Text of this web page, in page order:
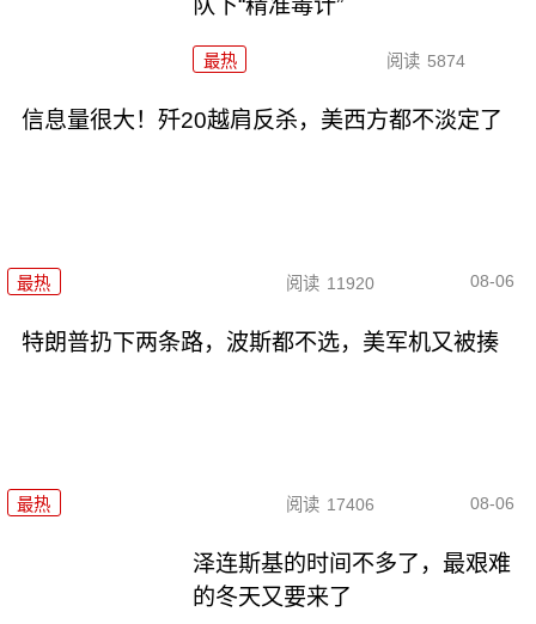
队下“精准毒计”
最热 阅读 5874
信息量很大！歼20越肩反杀，美西方都不淡定了
最热 阅读 11920 08-06
特朗普扔下两条路，波斯都不选，美军机又被揍
最热 阅读 17406 08-06
泽连斯基的时间不多了，最艰难
的冬天又要来了